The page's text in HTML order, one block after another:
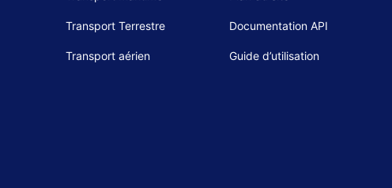
Transport Terrestre
Transport aérien
Documentation API
Guide d’utilisation